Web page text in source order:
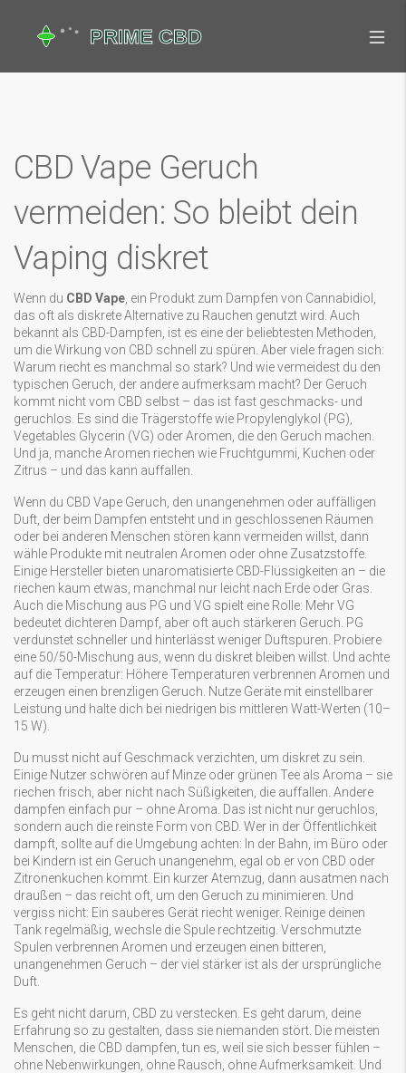
CBD Vape Geruch
vermeiden: So bleibt dein
Vaping diskret
Wenn du CBD Vape ein Produkt zum Dampfen von Cannabidiol,
das oft als diskrete Alternative zu Rauchen genutzt wird . Auch
bekannt als CBD-Dampfen , ist es eine der beliebtesten Methoden,
um die Wirkung von CBD schnell zu spüren . Aber viele fragen sich:
Warum riecht es manchmal so stark? Und wie vermeidest du den
typischen Geruch, der andere aufmerksam macht? Der Geruch
kommt nicht vom CBD selbst – das ist fast geschmacks- und
geruchlos. Es sind die Trägerstoffe wie Propylenglykol (PG),
Vegetables Glycerin (VG) oder Aromen, die den Geruch machen.
Und ja, manche Aromen riechen wie Fruchtgummi, Kuchen oder
Zitrus – und das kann auffallen.
Wenn du CBD Vape Geruch den unangenehmen oder auffälligen
Duft, der beim Dampfen entsteht und in geschlossenen Räumen
oder bei anderen Menschen stören kann vermeiden willst, dann
wähle Produkte mit neutralen Aromen oder ohne Zusatzstoffe.
Einige Hersteller bieten unaromatisierte CBD-Flüssigkeiten an – die
riechen kaum etwas, manchmal nur leicht nach Erde oder Gras.
Auch die Mischung aus PG und VG spielt eine Rolle: Mehr VG
bedeutet dichteren Dampf, aber oft auch stärkeren Geruch. PG
verdunstet schneller und hinterlässt weniger Duftspuren. Probiere
eine 50/50-Mischung aus, wenn du diskret bleiben willst. Und achte
auf die Temperatur: Höhere Temperaturen verbrennen Aromen und
erzeugen einen brenzligen Geruch. Nutze Geräte mit einstellbarer
Leistung und halte dich bei niedrigen bis mittleren Watt-Werten (10–
15 W).
Du musst nicht auf Geschmack verzichten, um diskret zu sein.
Einige Nutzer schwören auf Minze oder grünen Tee als Aroma – sie
riechen frisch, aber nicht nach Süßigkeiten, die auffallen. Andere
dampfen einfach pur – ohne Aroma. Das ist nicht nur geruchlos,
sondern auch die reinste Form von CBD. Wer in der Öffentlichkeit
dampft, sollte auf die Umgebung achten: In der Bahn, im Büro oder
bei Kindern ist ein Geruch unangenehm, egal ob er von CBD oder
Zitronenkuchen kommt. Ein kurzer Atemzug, dann ausatmen nach
draußen – das reicht oft, um den Geruch zu minimieren. Und
vergiss nicht: Ein sauberes Gerät riecht weniger. Reinige deinen
Tank regelmäßig, wechsle die Spule rechtzeitig. Verschmutzte
Spulen verbrennen Aromen und erzeugen einen bitteren,
unangenehmen Geruch – der viel stärker ist als der ursprüngliche
Duft.
Es geht nicht darum, CBD zu verstecken. Es geht darum, deine
Erfahrung so zu gestalten, dass sie niemanden stört. Die meisten
Menschen, die CBD dampfen, tun es, weil sie sich besser fühlen –
ohne Nebenwirkungen, ohne Rausch, ohne Aufmerksamkeit. Und